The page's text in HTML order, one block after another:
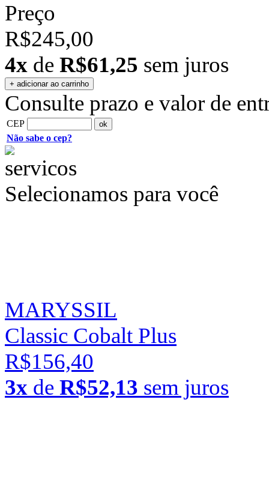
Preço
R$245,00
4x de R$61,25 sem juros
Consulte prazo e valor de
CEP
Não sabe o cep?
Selecionamos para você
MARYSSIL
Classic Cobalt Plus
R$156,40
3x de R$52,13 sem juros